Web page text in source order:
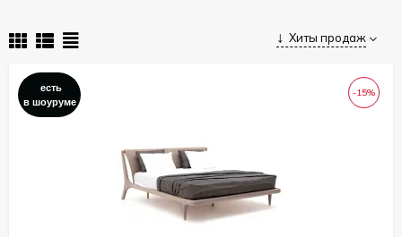
Хиты продаж
-15%
есть
в шоуруме